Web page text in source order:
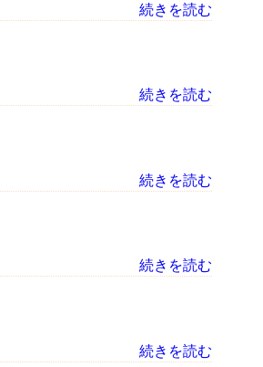
続きを読む
続きを読む
続きを読む
続きを読む
続きを読む